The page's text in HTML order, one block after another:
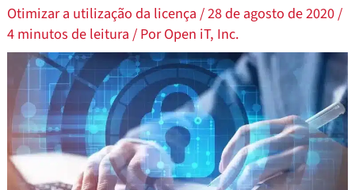
Otimizar a utilização da licença/28 de agosto de 2020/
4 minutos de leitura/ PorOpen iT, Inc.